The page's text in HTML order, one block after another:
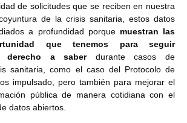
de solicitudes que se reciben en nuestra
de la crisis sanitaria, estos datos
a profundidad porquemuestran las
que tenemos para seguir
derecho a saberdurante casos de
sanitaria, como el caso del Protocolo de
impulsado, pero también para mejorar el
pública de manera cotidiana con el
datos abiertos.